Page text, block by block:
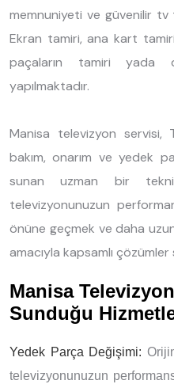
memnuniyeti ve güvenilir
Ekran tamiri, ana kart
paçaların tamiri yada
yapılmaktadır.
Manisa televizyon servisi,
bakım, onarım ve yedek
sunan uzman bir
televizyonunuzun
önüne geçmek ve daha
amacıyla kapsamlı çözümler
Manisa
Sunduğu
Yedek Parça Değişimi:
televizyonunuzun